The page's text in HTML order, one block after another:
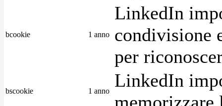
bcookie 1 anno
LinkedIn
condivisione
per
bscookie 1 anno
LinkedIn